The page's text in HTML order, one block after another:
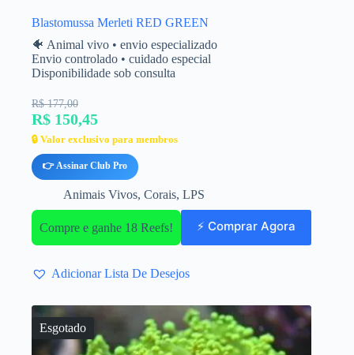
Blastomussa Merleti RED GREEN
🐠 Animal vivo • envio especializado
Envio controlado • cuidado especial
Disponibilidade sob consulta
R$ 177,00
R$ 150,45
🔒 Valor exclusivo para membros
👉 Assinar Club Pro
Animais Vivos, Corais, LPS
Compre e ganhe 18 Reefs! ⚡ Comprar Agora
Adicionar Lista De Desejos
Esgotado